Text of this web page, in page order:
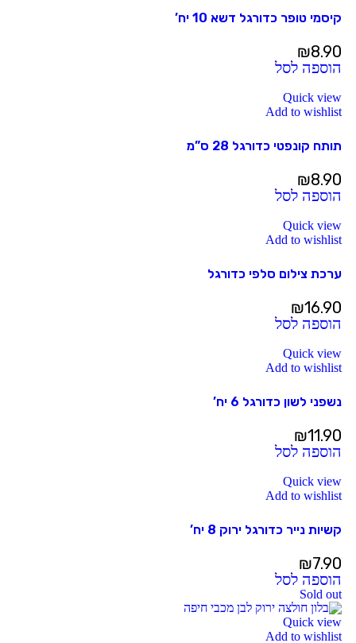
קיסמי טופר כדורגל דשא 10 יח’
₪8.90
הוספה לסל
Quick view
Add to wishlist
תותח קונפטי כדורגל 28 ס”מ
₪8.90
הוספה לסל
Quick view
Add to wishlist
ערכת צילום סלפי כדורגל
₪16.90
הוספה לסל
Quick view
Add to wishlist
נשפני לשון כדורגל 6 יח’
₪11.90
הוספה לסל
Quick view
Add to wishlist
קשיות נייר כדורגל ירוק 8 יח’
₪7.90
הוספה לסל
Sold out
Quick view
Add to wishlist